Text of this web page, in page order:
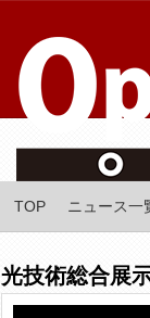
TOP ニュース一
光技術総合展